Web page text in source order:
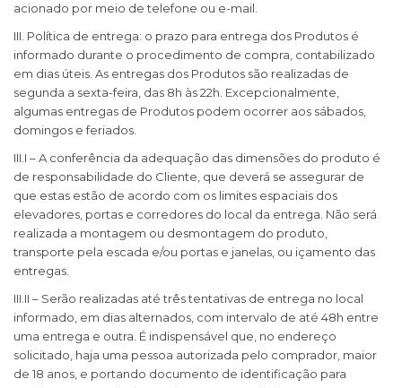
acionado por meio de telefone ou e-mail.
III. Política de entrega: o prazo para entrega dos Produtos é
informado durante o procedimento de compra, contabilizado
em dias úteis. As entregas dos Produtos são realizadas de
segunda a sexta-feira, das 8h às 22h. Excepcionalmente,
algumas entregas de Produtos podem ocorrer aos sábados,
domingos e feriados.
III.I – A conferência da adequação das dimensões do produto é
de responsabilidade do Cliente, que deverá se assegurar de
que estas estão de acordo com os limites espaciais dos
elevadores, portas e corredores do local da entrega. Não será
realizada a montagem ou desmontagem do produto,
transporte pela escada e/ou portas e janelas, ou içamento das
entregas.
III.II – Serão realizadas até três tentativas de entrega no local
informado, em dias alternados, com intervalo de até 48h entre
uma entrega e outra. É indispensável que, no endereço
solicitado, haja uma pessoa autorizada pelo comprador, maior
de 18 anos, e portando documento de identificação para